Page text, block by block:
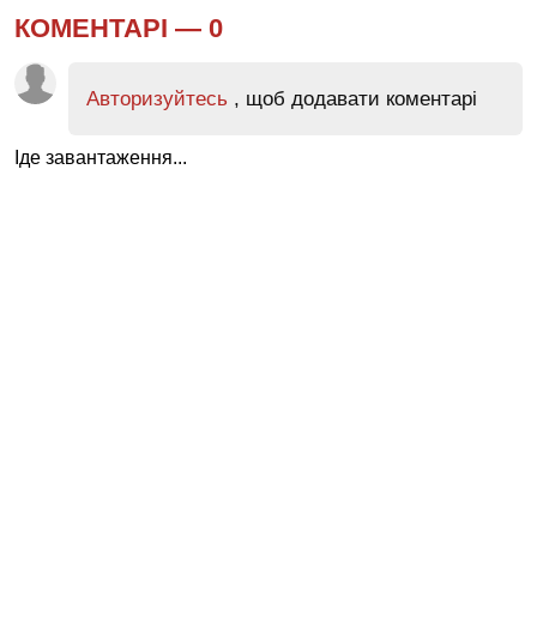
КОМЕНТАРІ — 0
Авторизуйтесь , щоб додавати коментарі
Іде завантаження...